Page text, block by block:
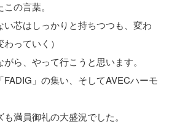
の言葉。
い芯はしっかりと持ちつつも、変わ
っていく）
ら、やって行こうと思います。
」の集い、そしてAVECハーモ
満員御礼の大盛況でした。